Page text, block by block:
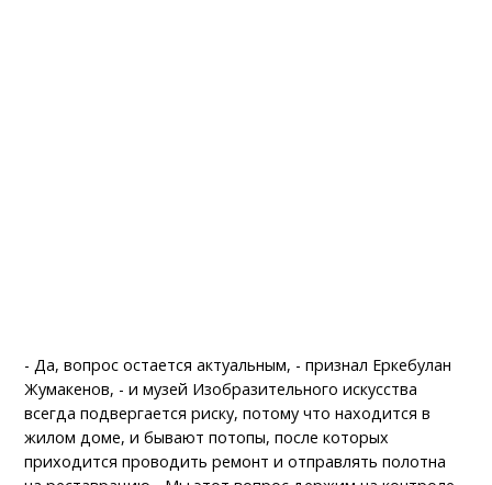
- Да, вопрос остается актуальным, - признал Еркебулан
Жумакенов, - и музей Изобразительного искусства
всегда подвергается риску, потому что находится в
жилом доме, и бывают потопы, после которых
приходится проводить ремонт и отправлять полотна